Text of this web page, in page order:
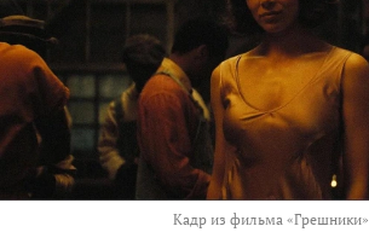
Кадр из фильма «Грешники»